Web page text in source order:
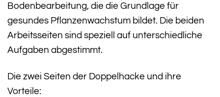
Bodenbearbeitung, die die Grundlage für
gesundes Pflanzenwachstum bildet. Die beiden
Arbeitsseiten sind speziell auf unterschiedliche
Aufgaben abgestimmt.
Die zwei Seiten der Doppelhacke und ihre
Vorteile: